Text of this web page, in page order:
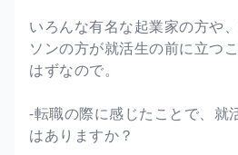
いろんな有名な起業家の方や
ソンの方が就活生の前に立つ
はずなので。
-転職の際に感じたことで、就
はありますか？